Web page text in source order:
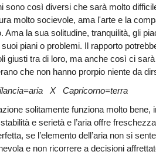
sono così diversi che sarà molto
molto socievole, ama l'arte e la
Ama la sua solitudine, tranquilità, gli
piani o problemi. Il rapporto
giusti tra di loro, ma anche così ci
che non hanno prorpio niente da
X Capricorno=terra
solitamente funziona molto bene,
e serietà e l’aria offre
se l’elemento dell’aria non si
e non ricorrere a decisioni